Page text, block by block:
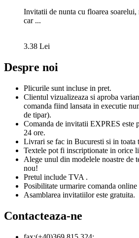
Invitatii de nunta cu floarea
car ...
3.38 Lei
Despre noi
Plicurile sunt incluse in pret.
Clientul vizualizeaza si aproba
comanda fiind lansata in executie
de tipar).
Comanda de invitatii EXPRES este
24 ore.
Livrari se fac in Bucuresti si in toata
Textele pot fi inscriptionate in orice
Alege unul din modelele noastre de
nou!
Pretul include TVA .
Posibilitate urmarire comanda online
Asamblarea invitatiilor este gratuita.
Contacteaza-ne